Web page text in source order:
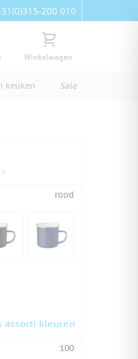
200 010
quote, Quote is empty
Bekijk winkelwagen,
Winkelwagen
keuken Sale
rood
assorti kleuren
100